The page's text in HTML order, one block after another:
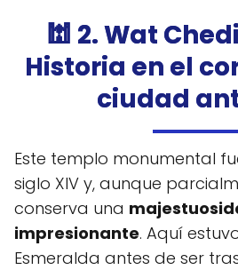
🕍 2. Wat
Historia en el
ciudad
Este templo monumental
siglo XIV y, aunque
conserva una
impresionante. Aquí
Esmeralda antes de ser